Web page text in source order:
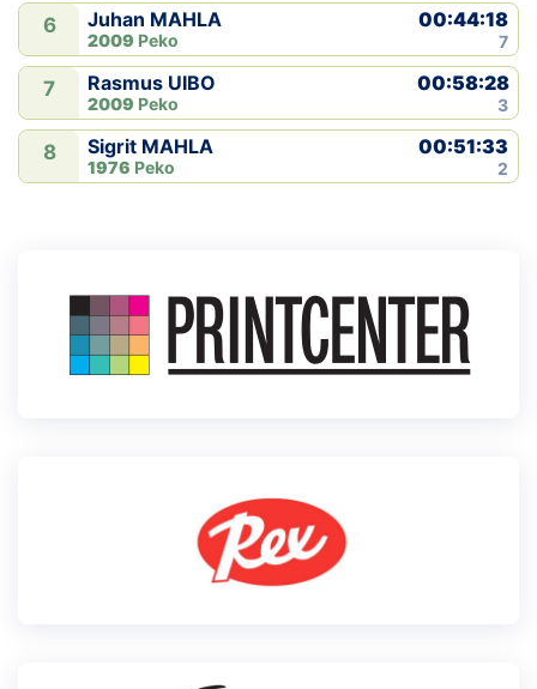
6 Juhan MAHLA
2009 Peko
00:44:18
7
7 Rasmus UIBO
2009 Peko
00:58:28
3
8 Sigrit MAHLA
1976 Peko
00:51:33
2